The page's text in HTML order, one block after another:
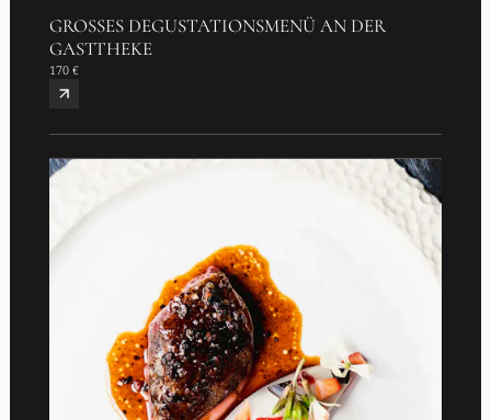
GROSSES DEGUSTATIONSMENÜ AN DER G
ASTTHEKE
170 €